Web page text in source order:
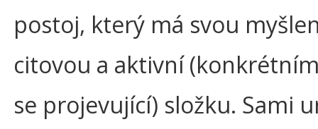
postoj, který má svou
citovou a aktivní
se projevující) složku. Sami